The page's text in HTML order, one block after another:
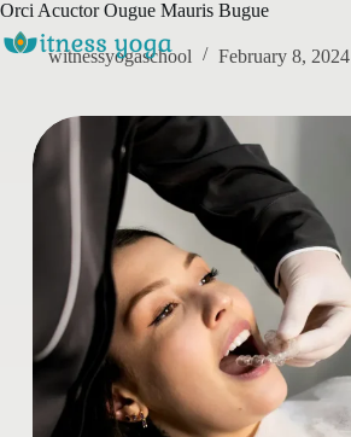
Skip
content
Orci Acuctor Ougue Mauris Bugue
witnessyogaschool February 8, 2024